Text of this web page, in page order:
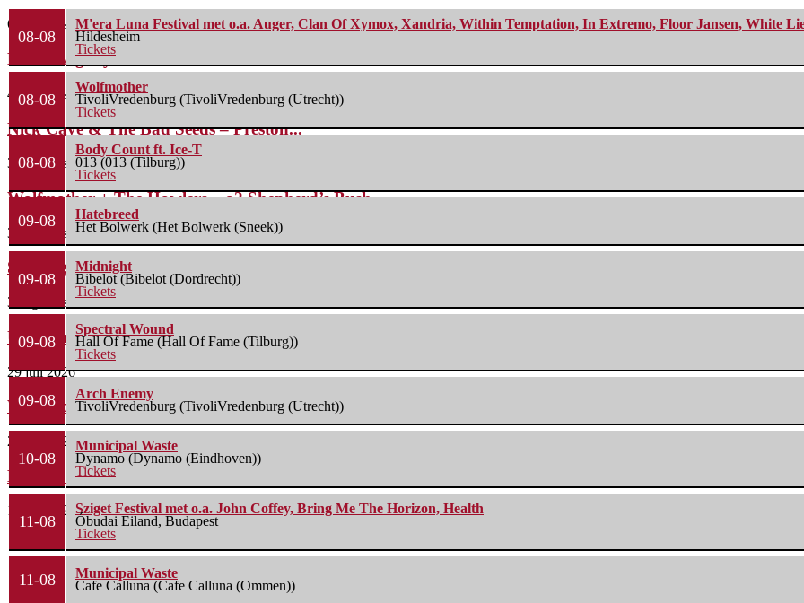
6 augustus 2026
Life Of Agony + Second Function – Underworld...
4 augustus 2026
Nick Cave & The Bad Seeds – Preston...
3 augustus 2026
Wolfmother + The Howlers – o2 Shepherd’s Bush...
3 augustus 2026
Savatage – 013 Tilburg – 01/08/2026
3 augustus 2026
Unearth + Thrown Into Exile – Hall of...
29 juli 2026
Weitjerock 2026 – Zaterdag (IJzendijke) 25/07/2026
26 juli 2026
Bospop 2026: Zondag (Weert) 12/07/2026
15 juli 2026
08-08
M'era Luna Festival met o.a. Auger, Clan Of Xymox, Xandria, Within Temptation, In Extremo, Floor Jansen, White
Hildesheim
Tickets
08-08
Wolfmother
TivoliVredenburg (TivoliVredenburg (Utrecht))
Tickets
08-08
Body Count ft. Ice-T
013 (013 (Tilburg))
Tickets
09-08
Hatebreed
Het Bolwerk (Het Bolwerk (Sneek))
09-08
Midnight
Bibelot (Bibelot (Dordrecht))
Tickets
09-08
Spectral Wound
Hall Of Fame (Hall Of Fame (Tilburg))
Tickets
09-08
Arch Enemy
TivoliVredenburg (TivoliVredenburg (Utrecht))
10-08
Municipal Waste
Dynamo (Dynamo (Eindhoven))
Tickets
11-08
Sziget Festival met o.a. John Coffey, Bring Me The Horizon, Health
Óbudai Eiland, Budapest
Tickets
11-08
Municipal Waste
Cafe Calluna (Cafe Calluna (Ommen))